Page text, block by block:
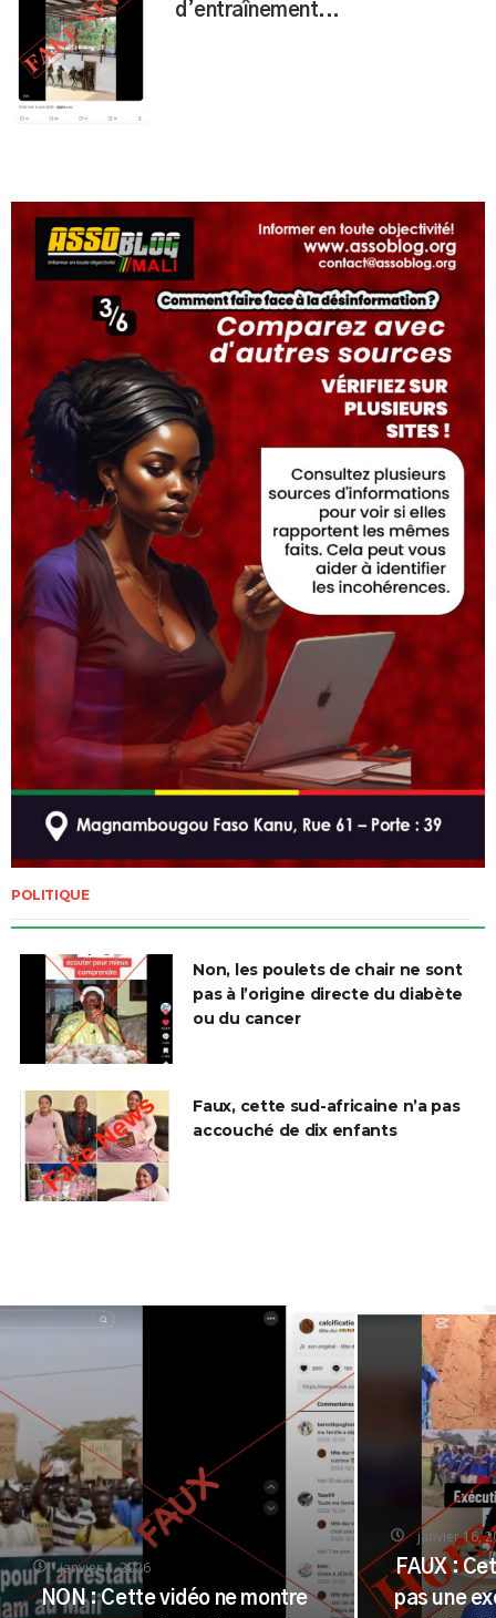
d’entraînement...
POLITIQUE
Non, les poulets de chair ne sont
pas à l’origine directe du diabète
ou du cancer
Faux, cette sud-africaine n’a pas
accouché de dix enfants
janvier 2, 2026
NON : Cette vidéo ne montre
janvier 16,
FAUX :
pas une